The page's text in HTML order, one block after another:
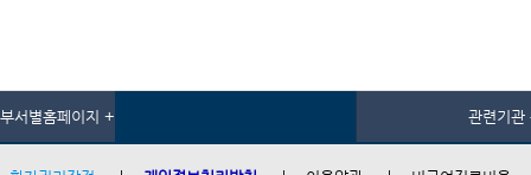
부서별홈페이지 + 관련기관